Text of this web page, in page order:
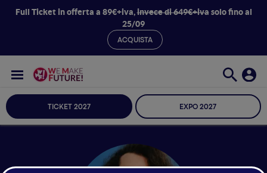
Full Ticket in offerta a 89€+iva,invece di 649€+ivasolo fino al
25/09
ACQUISTA
TICKET 2027 EXPO 2027